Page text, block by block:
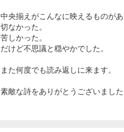
中央揃えがこんなに映えるものが
切なかった。
苦しかった。
だけど不思議と穏やかでした。
また何度でも読み返しに来ます。
素敵な詩をありがとうございました